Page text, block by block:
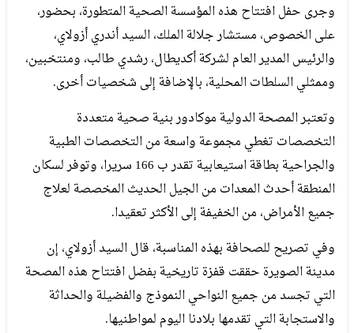
وجرى حفل افتتاح هذه المؤسسة الصحية المتطورة، بحضور،
على الخصوص، مستشار جلالة الملك، السيد أندري أزولاي،
والرئيس المدير العام لشركة أكديطال، رشدي طالب، ومنتخبين،
وممثلي السلطات المحلية، بالإضافة إلى شخصيات أخرى.
وتعتبر المصحة الدولية موكادور بنية صحية متعددة
التخصصات تغطي مجموعة واسعة من التخصصات الطبية
والجراحية بطاقة استيعابية تقدر ب 166 سريرا، وتوفر لسكان
المنطقة أحدث المعدات من الجيل الحديث المخصصة لعلاج
جميع الأمراض، من الخفيفة إلى الأكثر تعقيدا.
وفي تصريح للصحافة بهذه المناسبة، قال السيد أزولاي، إن
مدينة الصويرة حققت قفزة تاريخية بفضل افتتاح هذه المصحة
التي تجسد من جميع النواحي النموذج والفضيلة والحداثة
والاستجابة التي تقدمها بلادنا اليوم لمواطنيها.